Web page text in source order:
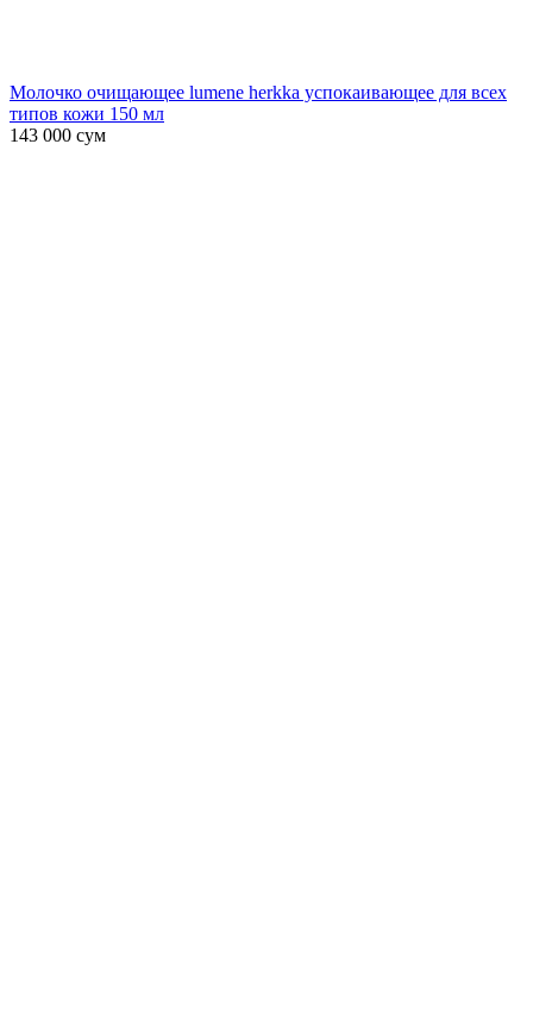
Молочко очищающее lumene herkka успокаивающее для всех
типов кожи 150 мл
143 000 сум